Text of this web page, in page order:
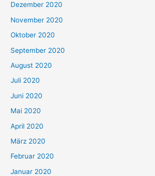
Dezember 2020
November 2020
Oktober 2020
September 2020
August 2020
Juli 2020
Juni 2020
Mai 2020
April 2020
März 2020
Februar 2020
Januar 2020